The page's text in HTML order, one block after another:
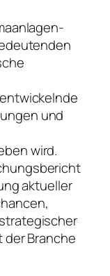
und
wird.
aktueller
Branche